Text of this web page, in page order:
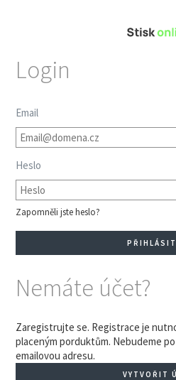
Login
Email
Heslo
Zapomněli jste heslo?
Nemáte účet?
Zaregistrujte se. Registrace je
placeným porduktům. Nebudeme
emailovou adresu.
VYTVOŘIT